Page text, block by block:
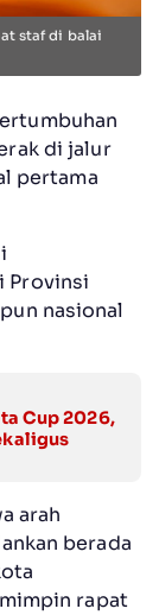
staf di balai
di jalur
pertama
Provinsi
nasional
Cup 2026,
arah
berada
rapat